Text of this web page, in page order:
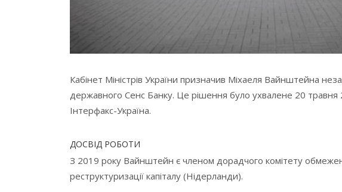
Кабінет Міністрів України призначив Міхаеля Вайнштейна
державного Сенс Банку. Це рішення було ухвалене 20 травня
Інтерфакс-Україна.
ДОСВІД РОБОТИ
З 2019 року Вайнштейн є членом дорадчого комітету
реструктуризації капіталу (Нідерланди).